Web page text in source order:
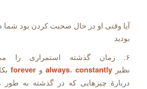
آیا وقتی او در حال صحبت کردن بود
بودید
۶. زمان گذشته استمراری را
نظیر
always، constantly و
دربارۀ چیزهایی که در گذشته به طور